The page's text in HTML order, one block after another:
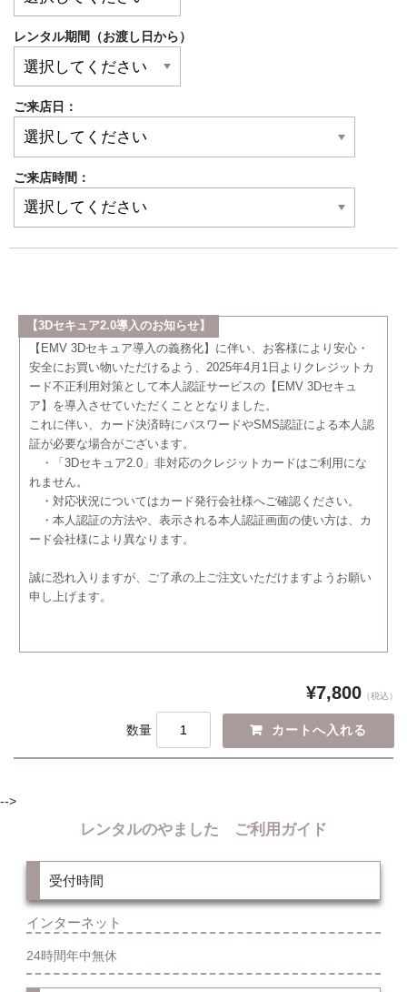
レンタル期間（お渡し日から）
ご来店日：
ご来店時間：
【3Dセキュア2.0導入のお知らせ】
【EMV 3Dセキュア導入の義務化】に伴い、お客様により安心・
安全にお買い物いただけるよう、2025年4月1日よりクレジットカ
ード不正利用対策として本人認証サービスの【EMV 3Dセキュ
ア】を導入させていただくこととなりました。
これに伴い、カード決済時にパスワードやSMS認証による本人認
証が必要な場合がございます。
・「3Dセキュア2.0」非対応のクレジットカードはご利用にな
れません。
・対応状況についてはカード発行会社様へご確認ください。
・本人認証の方法や、表示される本人認証画面の使い方は、カ
ード会社様により異なります。
誠に恐れ入りますが、ご了承の上ご注文いただけますようお願い
申し上げます。
¥7,800 （税込）
数量
-->
レンタルのやました ご利用ガイド
受付時間
インターネット
24時間年中無休